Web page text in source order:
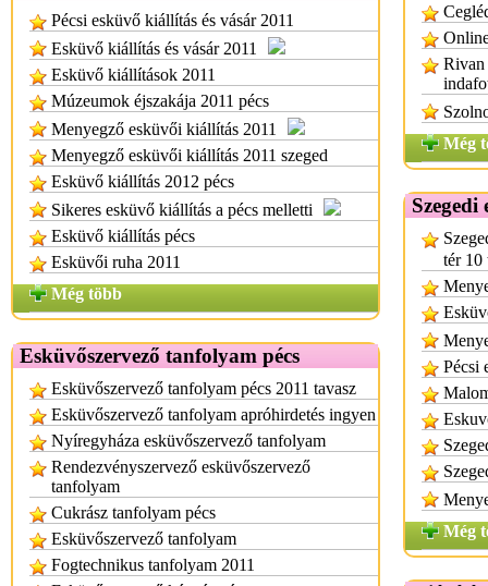
Pécsi esküvő kiállítás és vásár 2011
Esküvő kiállítás és vásár 2011
Esküvő kiállítások 2011
Múzeumok éjszakája 2011 pécs
Menyegző esküvői kiállítás 2011
Menyegző esküvői kiállítás 2011 szeged
Esküvő kiállítás 2012 pécs
Sikeres esküvő kiállítás a pécs melletti
Esküvő kiállítás pécs
Esküvői ruha 2011
Még több
Esküvőszervező tanfolyam pécs
Esküvőszervező tanfolyam pécs 2011 tavasz
Esküvőszervező tanfolyam apróhirdetés ingyen
Nyíregyháza esküvőszervező tanfolyam
Rendezvényszervező esküvőszervező
tanfolyam
Cukrász tanfolyam pécs
Esküvőszervező tanfolyam
Fogtechnikus tanfolyam 2011
Rivan
Még
tér 10
Pécsi
Még